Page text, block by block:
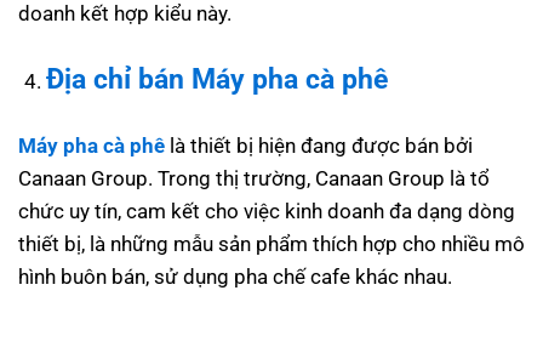
doanh kết hợp kiểu này.
Địa chỉ bán Máy pha cà phê
Máy pha cà phê là thiết bị hiện đang được bán bởi
Canaan Group. Trong thị trường, Canaan Group là tổ
chức uy tín, cam kết cho việc kinh doanh đa dạng dòng
thiết bị, là những mẫu sản phẩm thích hợp cho nhiều mô
hình buôn bán, sử dụng pha chế cafe khác nhau.